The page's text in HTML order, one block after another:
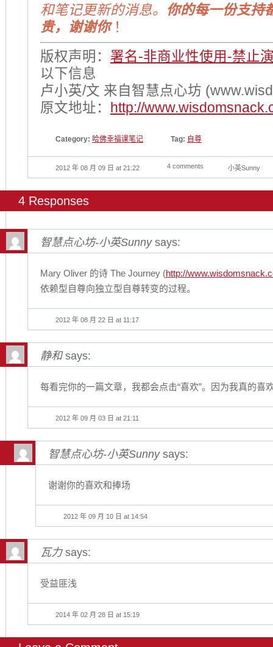
和笔记更新的消息。 你的每一份支持
贵，谢谢你 ！
版权声明： 署名-非商业性使用-禁止
以下信息
卢小英/文 来自智慧点心坊
原文地址：
http://
Category: 哈佛幸福课笔记 Tag: 自尊
2012 年 08 月 09 日 at 21:22 4 comments 小英Sunny
4 Responses
智慧点心坊-小英Sunny says:
Mary Oliver 的诗 The Journey (http://
依赖型自尊向独立型自尊转变的过程。
2012 年 08 月 22 日 at 11:17
静和 says:
每看完你的一篇文章，我都会点击“喜欢”。因为我真的喜
2012 年 09 月 03 日 at 21:11
智慧点心坊-小英Sunny says:
谢谢你的喜欢和捧场
2012 年 09 月 10 日 at 14:54
瓦力 says:
受益匪浅
2014 年 02 月 28 日 at 15:19